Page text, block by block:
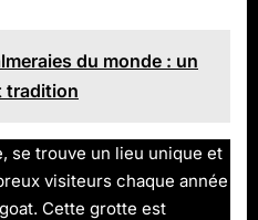
du monde : un
tradition
se trouve un lieu unique et
visiteurs chaque année
Cette grotte est